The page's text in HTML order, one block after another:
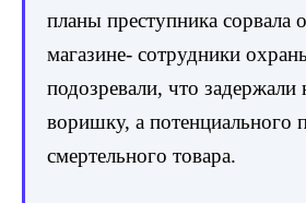
планы преступника сорвала
магазине- сотрудники
подозревали, что задержали
воришку, а потенциального
смертельного товара.